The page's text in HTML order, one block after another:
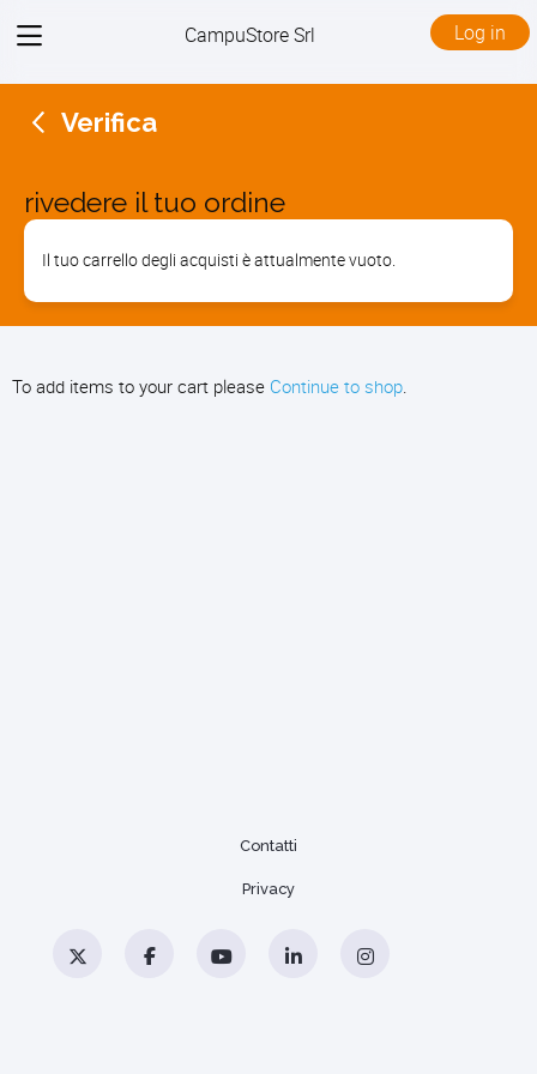
View
CampuStore Srl Log in
Verifica
rivedere il tuo ordine
Il tuo carrello degli acquisti è attualmente vuoto.
To add items to your cart please Continue to shop.
Contatti
Privacy
FacebookYouTube LinkedIn